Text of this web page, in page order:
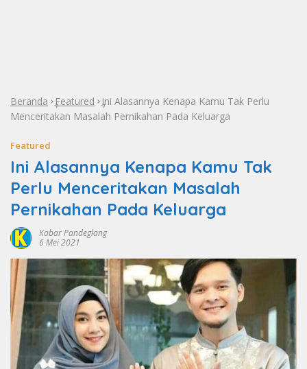
Beranda »Featured »Ini Alasannya Kenapa Kamu Tak Perlu
Menceritakan Masalah Pernikahan Pada Keluarga
Featured
Ini Alasannya Kenapa Kamu Tak
Perlu Menceritakan Masalah
Pernikahan Pada Keluarga
Kabar Pandeglang
6 Mei 2021